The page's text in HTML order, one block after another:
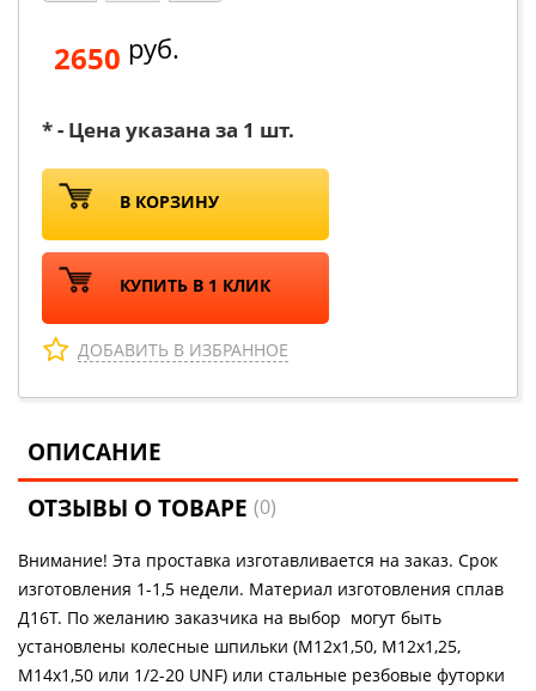
2650 руб.
* - Цена указана за 1 шт.
В КОРЗИНУ
КУПИТЬ В 1 КЛИК
ДОБАВИТЬ В ИЗБРАННОЕ
ОПИСАНИЕ
ОТЗЫВЫ О ТОВАРЕ(0)
Внимание! Эта проставка изготавливается на заказ. Срок
изготовления 1-1,5 недели. Материал изготовления сплав
Д16Т. По желанию заказчика на выбор могут быть
установлены колесные шпильки (М12х1,50, М12х1,25,
М14х1,50 или 1/2-20 UNF) или стальные резбовые футорки